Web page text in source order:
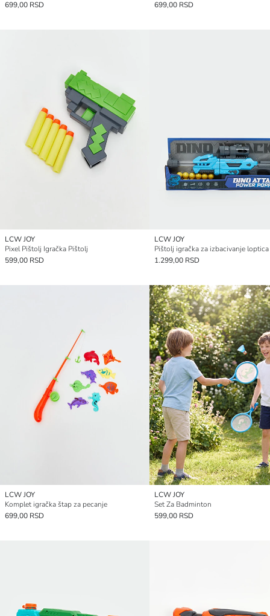
699,00 RSD
699,00 RSD
LCW JOY
Pixel Pištolj Igračka Pištolj
599,00 RSD
LCW JOY
Pištolj igračka za izbacivanje loptica
1.299,00 RSD
LCW JOY
Komplet igračka štap za pecanje
699,00 RSD
LCW JOY
Set Za Badminton
599,00 RSD